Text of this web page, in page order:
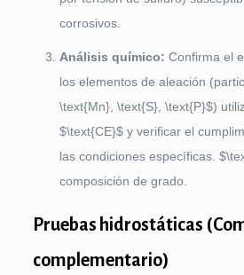
corrosivos.
Análisis químico: Confirma el
los elementos de aleación
\text{Mn}, \text{S}, \text{P}$)
$\text{CE}$y verificar el
las condiciones específicas.
composición de grado.
Pruebas hidrostáticas
complementario)